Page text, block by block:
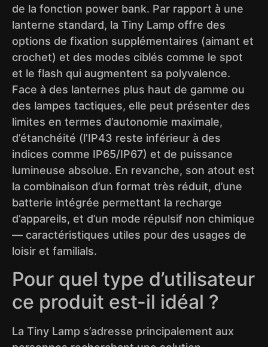
de la fonction power bank. Par rapport à une
lanterne standard, la Tiny Lamp offre des
options de fixation supplémentaires (aimant et
crochet) et des modes ciblés comme le spot
et le flash qui augmentent sa polyvalence.
Face à des lanternes plus haut de gamme ou
des lampes tactiques, elle peut présenter des
limites en termes d’autonomie maximale,
d’étanchéité (l’IP43 reste inférieur à des
indices comme IP65/IP67) et de puissance
lumineuse absolue. En revanche, son atout est
la combinaison d’un format très réduit, d’une
batterie intégrée permettant la recharge
d’appareils, et d’un mode répulsif non chimique
— caractéristiques utiles pour des usages de
loisir et familials.
Pour quel type d’utilisateur
ce produit est-il idéal ?
La Tiny Lamp s’adresse principalement aux